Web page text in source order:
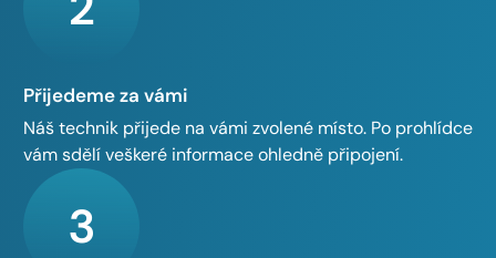
Přijedeme za vámi
Náš technik přijede na vámi zvolené místo. Po prohlídce
vám sdělí veškeré informace ohledně připojení.
3